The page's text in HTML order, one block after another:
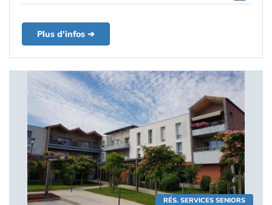
Plus d'infos ➔
RÉS. SERVICES SENIORS